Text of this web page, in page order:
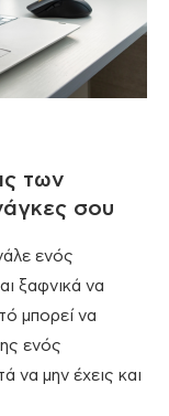
των
σου
ενός
ξαφνικά να
μπορεί να
ενός
να μην έχεις και